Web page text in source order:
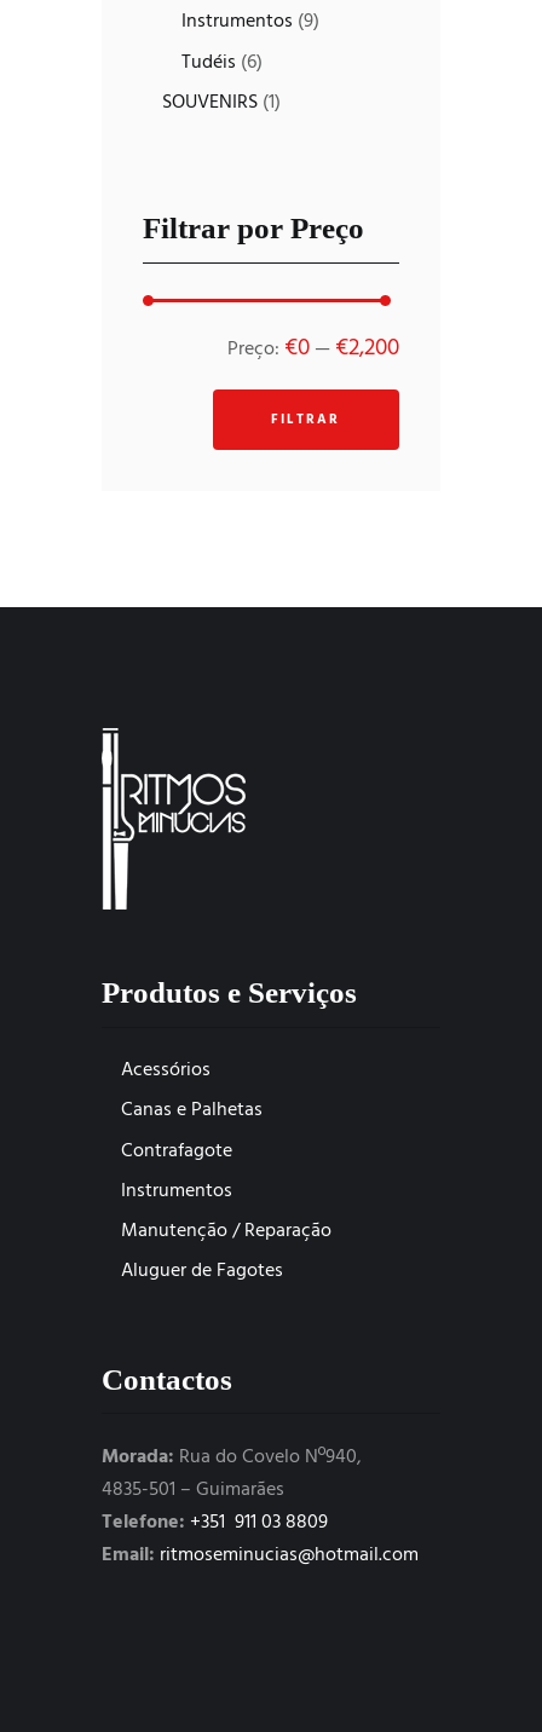
Instrumentos (9)
Tudéis (6)
SOUVENIRS(1)
Filtrar por Preço
Preço
mínimo
Preço
máximo
FILTRAR
Preço: €0—€2,200
Produtos e Serviços
Acessórios
Canas e Palhetas
Contrafagote
Instrumentos
Manutenção / Reparação
Aluguer de Fagotes
Contactos
Morada: Rua do Covelo Nº940,
4835-501 – Guimarães
Telefone: +351 911 03 8809
Email: ritmoseminucias@hotmail.com